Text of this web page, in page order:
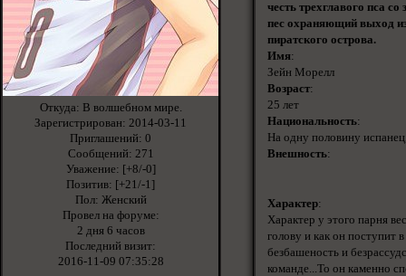
Откуда: В волшебном мире.
Зарегистрирован: 2014-03-11
Приглашений: 0
Сообщений: 271
Уважение: [+8/-0]
Позитив: [+21/-1]
Пол: Женский
Провел на форуме:
2 дня 6 часов
Последний визит:
2016-11-09 07:35:28
честь трехглавого пса
пес охраняющий выход
пиратского острова.
Имя:
Зейн Морелл
Возраст:
25 лет
Национальность:
На одну половину
Внешность:
Характер:
Характер у этого парня
голову и как он поступит
безбашеность и
команде...То он каменно